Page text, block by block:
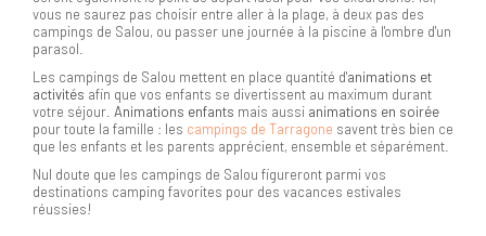
vous ne saurez pas choisir entre aller à la plage, à deux pas des
campings de Salou, ou passer une journée à la piscine à l'ombre d'un
parasol.
Les campings de Salou mettent en place quantité d'animations et
activités afin que vos enfants se divertissent au maximum durant
votre séjour. Animations enfants mais aussi animations en soirée
pour toute la famille : les campings de Tarragone savent très bien ce
que les enfants et les parents apprécient, ensemble et séparément.
Nul doute que les campings de Salou figureront parmi vos
destinations camping favorites pour des vacances estivales
réussies!